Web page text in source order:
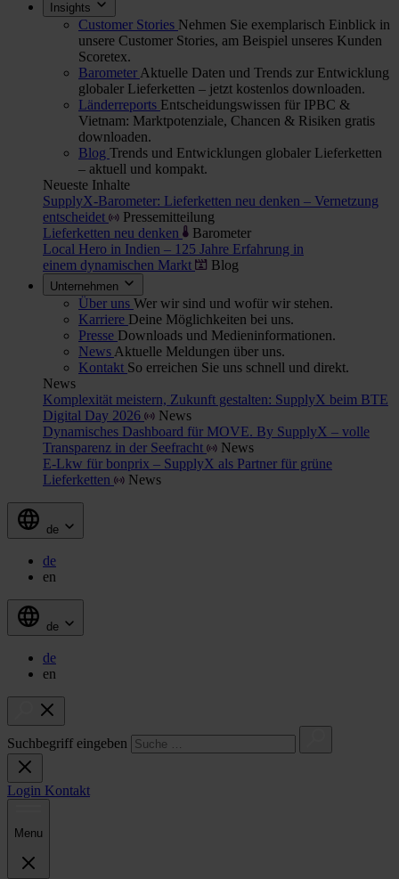
Insights
Customer Stories Nehmen Sie exemplarisch Einblick in
unsere Customer Stories, am Beispiel unseres Kunden
Scoretex.
Barometer Aktuelle Daten und Trends zur Entwicklung
globaler Lieferketten – jetzt kostenlos downloaden.
Länderreports Entscheidungswissen für IPBC &
Vietnam: Marktpotenziale, Chancen & Risiken gratis
downloaden.
Blog Trends und Entwicklungen globaler Lieferketten
– aktuell und kompakt.
Neueste Inhalte
SupplyX-Barometer: Lieferketten neu denken – Vernetzung
entscheidet
Pressemitteilung
Lieferketten neu denken
Barometer
Local Hero in Indien – 125 Jahre Erfahrung in
einem dynamischen Markt
Blog
Unternehmen
Über uns Wer wir sind und wofür wir stehen.
Karriere Deine Möglichkeiten bei uns.
Presse Downloads und Medieninformationen.
News Aktuelle Meldungen über uns.
Kontakt So erreichen Sie uns schnell und direkt.
News
Komplexität meistern, Zukunft gestalten: SupplyX beim BTE
Digital Day 2026
News
Dynamisches Dashboard für MOVE. By SupplyX – volle
Transparenz in der Seefracht
News
E-Lkw für bonprix – SupplyX als Partner für grüne
Lieferketten
News
de
de
en
de
de
en
Suchbegriff eingeben
Login Kontakt
Menu